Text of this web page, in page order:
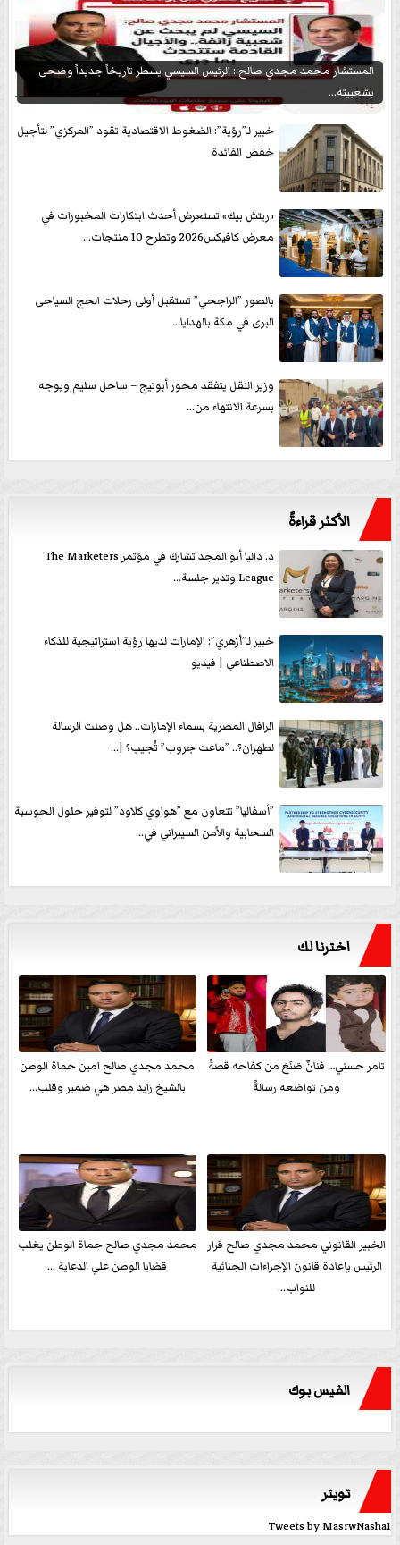
المستشار محمد مجدي صالح : الرئيس السيسي يسطر تاريخاً جديداً وضحى
بشعبيته...
خبير لـ”رؤية”: الضغوط الاقتصادية تقود ”المركزي” لتأجيل
خفض الفائدة
«ريتش بيك» تستعرض أحدث ابتكارات المخبوزات في
معرض كافيكس2026 وتطرح 10 منتجات...
بالصور ”الراجحي” تستقبل أولى رحلات الحج السياحى
البرى في مكة بالهدايا...
وزير النقل يتفقد محور أبوتيج – ساحل سليم ويوجه
بسرعة الانتهاء من...
الأكثر قراءةً
د. داليا أبو المجد تشارك في مؤتمر The Marketers
League وتدير جلسة...
خبير لـ”أزهري”: الإمارات لديها رؤية استراتيجية للذكاء
الاصطناعي | فيديو
الرافال المصرية بسماء الإمارات.. هل وصلت الرسالة
لطهران؟.. ”ماعت جروب” تُجيب؟ |...
”أسفاليا” تتعاون مع ”هواوي كلاود” لتوفير حلول الحوسبة
السحابية والأمن السيبراني في...
اخترنا لك
تامر حسني… فنانٌ صَنَعَ من كفاحه قصةً
ومن تواضعه رسالةً
محمد مجدي صالح امين حماة الوطن
بالشيخ زايد مصر هي ضمير وقلب...
الخبير القانوني محمد مجدي صالح قرار
الرئيس بإعادة قانون الإجراءات الجنائية
للنواب...
محمد مجدي صالح حماة الوطن يغلب
قضايا الوطن علي الدعاية ...
الفيس بوك
تويتر
Tweets by MasrwNasha1